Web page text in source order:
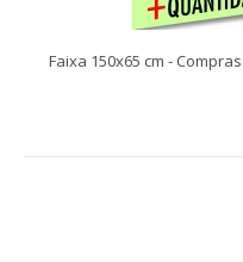
Faixa 150x65 cm -